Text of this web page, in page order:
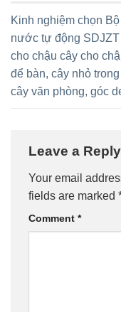
Kinh nghiệm chọn
nước tự động SDJZT
cho chậu cây cho
để bàn, cây nhỏ
cây văn phòng, góc
Leave a Reply
Your email
fields are marked
Comment *